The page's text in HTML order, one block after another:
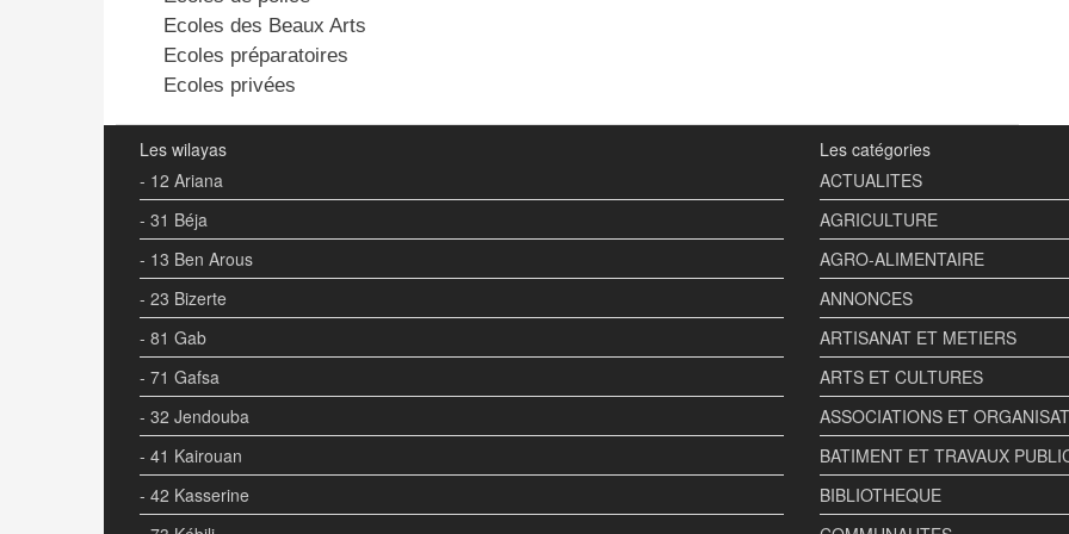
Ecoles des Beaux Arts
Ecoles préparatoires
Ecoles privées
Les wilayas
- 12 Ariana
- 31 Béja
- 13 Ben Arous
- 23 Bizerte
- 81 Gab
- 71 Gafsa
- 32 Jendouba
- 41 Kairouan
- 42 Kasserine
Les catégories
ACTUALITES
AGRICULTURE
AGRO-ALIMENTAIRE
ANNONCES
ARTISANAT ET METIERS
ARTS ET CULTURES
ASSOCIATIONS ET
BATIMENT ET TRAVAUX
BIBLIOTHEQUE